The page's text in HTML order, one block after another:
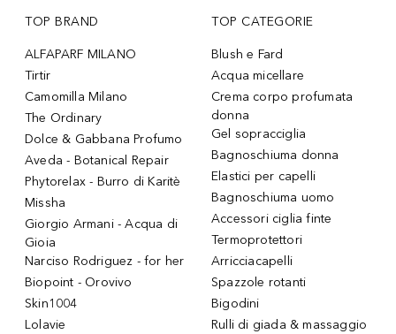
TOP BRAND
ALFAPARF MILANO
Tirtir
Camomilla Milano
The Ordinary
Dolce & Gabbana Profumo
Aveda - Botanical Repair
Phytorelax - Burro di Karitè
Missha
Giorgio Armani - Acqua di
Gioia
Narciso Rodriguez - for her
Biopoint - Orovivo
Skin1004
Lolavie
TOP CATEGORIE
Blush e Fard
Acqua micellare
Crema corpo profumata
donna
Gel sopracciglia
Bagnoschiuma donna
Elastici per capelli
Bagnoschiuma uomo
Accessori ciglia finte
Termoprotettori
Arricciacapelli
Spazzole rotanti
Bigodini
Rulli di giada & massaggio